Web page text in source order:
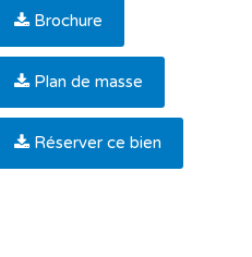
Brochure
Plan de masse
Réserver ce bien